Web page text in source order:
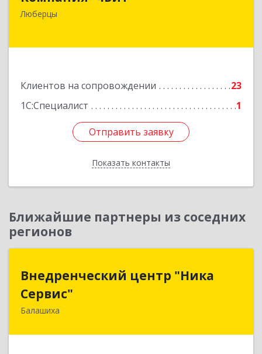
Люберцы
Клиентов на сопровождении
23
1С:Специалист
1
Отправить заявку
Показать контакты
Люберцы г, Октябрьский пр-кт, дом № 380"П",
Отправить заявку
Назад
Ближайшие партнеры из соседних
регионов
Внедренческий центр "Ника
Сервис"
Балашиха
Внедренческий центр "Ника
Сервис"
143912, Московская обл, Балашиха г, Полевая